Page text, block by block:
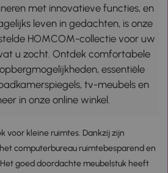
met innovatieve functies, en
leven in gedachten, is onze
HOMCOM-collectie voor uw
u zocht. Ontdek comfortabele
essentiële
tv-meubels en
in onze online winkel.
voor kleine ruimtes. Dankzij zijn
computerbureau ruimtebesparend en
goed doordachte meubelstuk heeft